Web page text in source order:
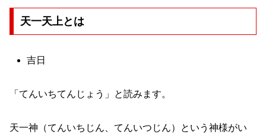
天一天上とは
吉日
「てんいちてんじょう」と読みます。
天一神（てんいちじん、てんいつじん）という神様がい